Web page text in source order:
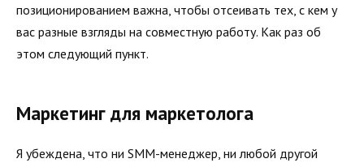
позиционированием важна, чтобы отсеивать тех, с кем у
вас разные взгляды на совместную работу. Как раз об
этом следующий пункт.
Маркетинг для маркетолога
Я убеждена, что ни SMM-менеджер, ни любой другой